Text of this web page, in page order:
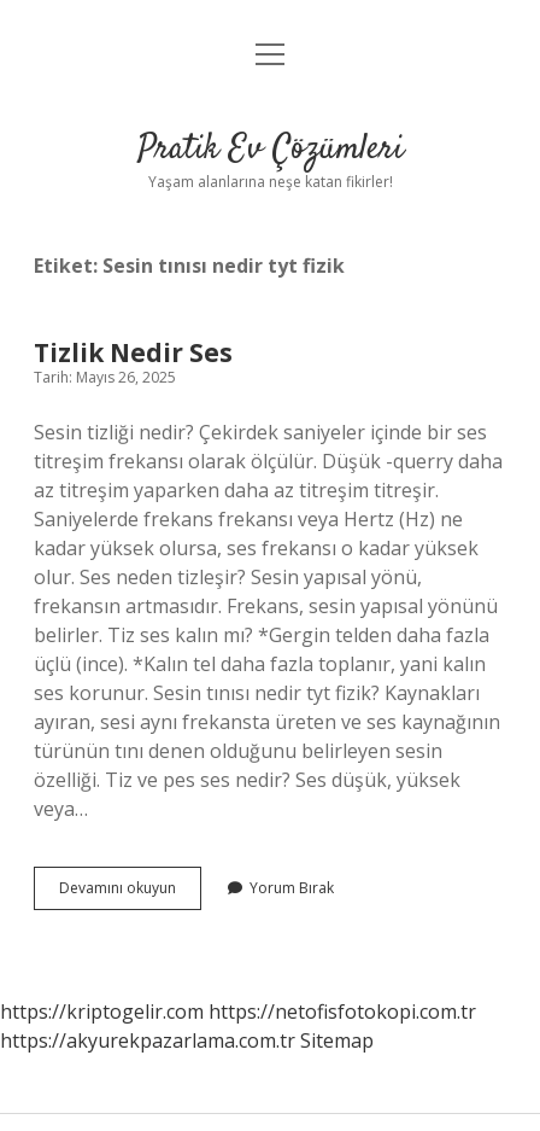
Anasayfa
Yasal Uyarı
menüyü
Pratik Ev Çözümleri
Yaşam alanlarına neşe katan fikirler!
Etiket: Sesin tınısı nedir tyt fizik
Tizlik Nedir Ses
Tarih: Mayıs 26, 2025
Sesin tizliği nedir? Çekirdek saniyeler içinde bir ses
titreşim frekansı olarak ölçülür. Düşük -querry daha
az titreşim yaparken daha az titreşim titreşir.
Saniyelerde frekans frekansı veya Hertz (Hz) ne
kadar yüksek olursa, ses frekansı o kadar yüksek
olur. Ses neden tizleşir? Sesin yapısal yönü,
frekansın artmasıdır. Frekans, sesin yapısal yönünü
belirler. Tiz ses kalın mı? *Gergin telden daha fazla
üçlü (ince). *Kalın tel daha fazla toplanır, yani kalın
ses korunur. Sesin tınısı nedir tyt fizik? Kaynakları
ayıran, sesi aynı frekansta üreten ve ses kaynağının
türünün tını denen olduğunu belirleyen sesin
özelliği. Tiz ve pes ses nedir? Ses düşük, yüksek
veya…
Devamını okuyun
Nedir
Yorum Bırak
https://kriptogelir.com https://netofisfotokopi.com.tr
https://akyurekpazarlama.com.trSitemap